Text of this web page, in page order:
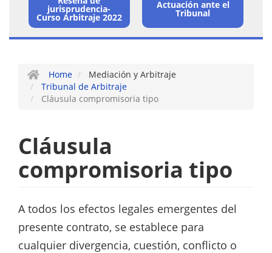
Arbitraje
Tribunal
de
Arbitraje
jurisprudencia-
Curso Arbitraje 2022
Actuación ante el
Tribunal
Home
Mediación y Arbitraje
Tribunal de Arbitraje
Cláusula compromisoria tipo
Cláusula
compromisoria tipo
A todos los efectos legales emergentes del
presente contrato, se establece para
cualquier divergencia, cuestión, conflicto o